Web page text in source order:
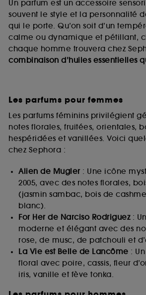
Un parfum est un accessoire
souvent le style et la personnalité
qui le porte. Qu’on soit d’un
calme ou dynamique et pétillant,
chaque homme trouvera chez
combinaison d’huiles essentielles
Les parfums pour femmes
Les parfums féminins privilégient
notes florales, fruitées, orientales,
hespéridées et vanillées. Voici
chez Sephora :
Alien de Mugler: Une icône
2005, avec des notes florales,
(jasmin sambac, bois de
blanc).
For Her de Narciso Rodriguez:
moderne et élégant avec des
rose, de musc, de patchouli et
La Vie est Belle de Lancôme :
floral avec poire, cassis, fleur
iris, vanille et fève tonka.